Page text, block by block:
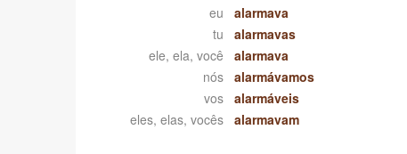
eu
alarmava
tu
alarmavas
ele, ela, você
alarmava
nós
alarmávamos
vos
alarmáveis
eles, elas, vocês
alarmavam